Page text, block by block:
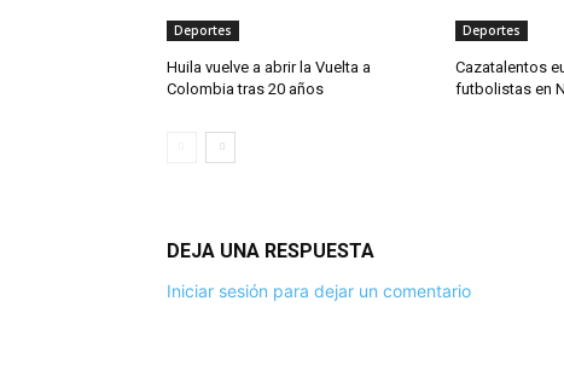
Deportes
Huila vuelve a abrir la Vuelta a
Colombia tras 20 años
Deportes
Cazatalentos
futbolistas en
DEJA UNA RESPUESTA
Iniciar sesión para dejar un comentario